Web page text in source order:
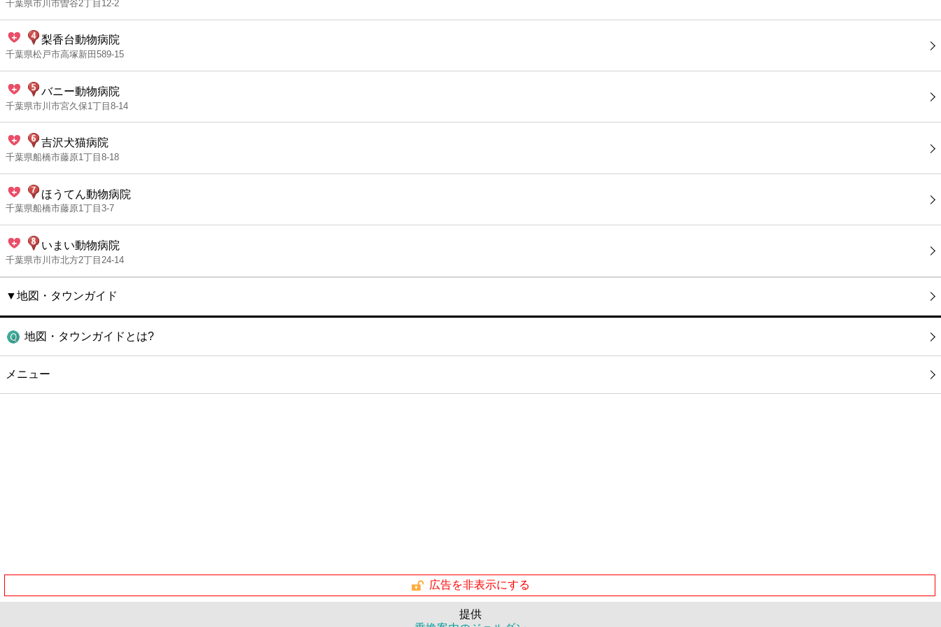
千葉県市川市曽谷2丁目12-2
梨香台動物病院
千葉県松戸市高塚新田589-15
バニー動物病院
千葉県市川市宮久保1丁目8-14
吉沢犬猫病院
千葉県船橋市藤原1丁目8-18
ほうてん動物病院
千葉県船橋市藤原1丁目3-7
いまい動物病院
千葉県市川市北方2丁目24-14
▼地図・タウンガイド
地図・タウンガイドとは?
メニュー
広告を非表示にする
提供